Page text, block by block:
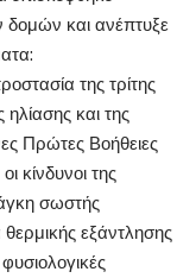
και ανέπτυξε
της τρίτης
ηλίασης και της
Πρώτες Βοήθειες
κίνδυνοι της
σωστής
εξάντλησης